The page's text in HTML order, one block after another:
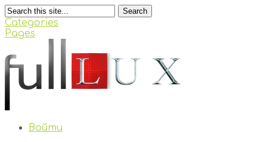
Search
Categories
Pages
Войти